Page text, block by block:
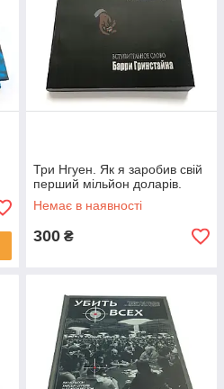
Три Нгуен. Як я заробив свій
перший мільйон доларів.
Немає в наявності
300 ₴